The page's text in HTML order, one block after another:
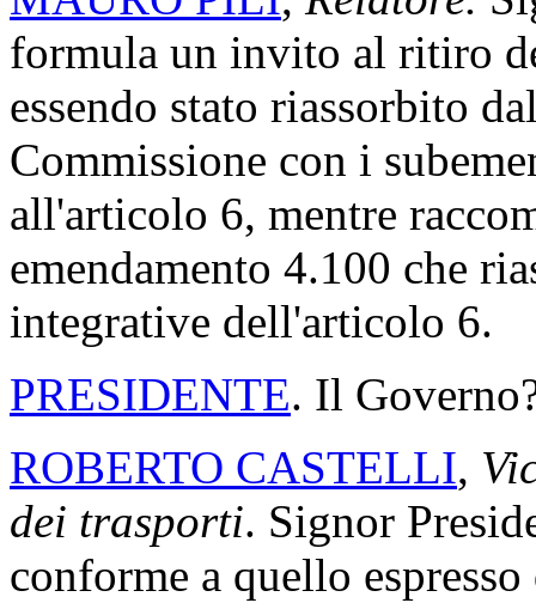
formula un invito al ritiro
essendo stato riassorbito
Commissione con i
all'articolo 6, mentre
emendamento 4.100 che
integrative dell'articolo 6.
PRESIDENTE. Il
ROBERTO CASTELLI,
dei trasporti. Signor
conforme a quello